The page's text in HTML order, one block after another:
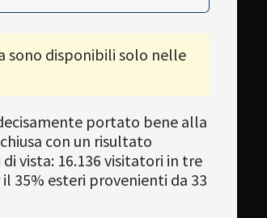
sono disponibili solo nelle
portato bene alla
con un risultato
vista: 16.136 visitatori in tre
35% esteri provenienti da 33